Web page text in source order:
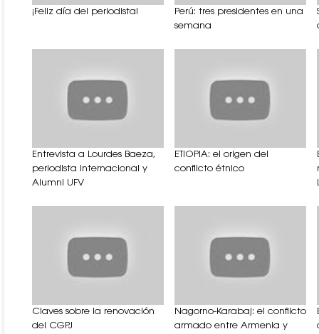
¡Feliz día del periodista!
Perú: tres presidentes en una
semana
Entrevista a Lourdes Baeza,
periodista internacional y
Alumni UFV
ETIOPIA: el origen del
conflicto étnico
Claves sobre la renovación
del CGPJ
Nagorno-Karabaj: el conflicto
armado entre Armenia y